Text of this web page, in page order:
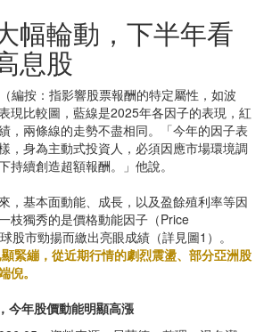
幅輪動，下半年看
息股
編按：指影響股票報酬的特定屬性，如波
現比較圖，藍線是2025年各因子的表現，紅
，兩條線的走勢不盡相同。「今年的因子表
，身為主動式投資人，必須因應市場環境調
持續創造超額報酬。」他說。
，基本面動能、成長，以及盈餘殖利率等因
枝獨秀的是價格動能因子（Price
股市勁揚而繳出亮眼成績（詳見圖1）。
緊繃，從近期行情的劇烈震盪、部分亞洲股
倪。
今年股價動能明顯高漲